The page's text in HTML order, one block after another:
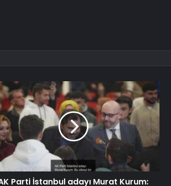
Parti İstanbul adayı Murat Kurum: